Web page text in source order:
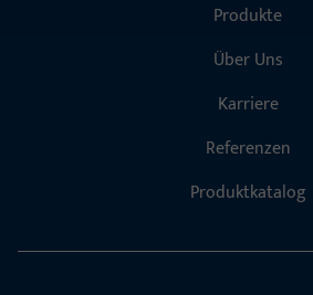
Produkte
Über Uns
Karriere
Referenzen
Produktkatalog